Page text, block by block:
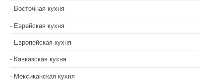
Восточная кухня
Еврейская кухня
Европейская кухня
Кавказская кухня
Мексиканская кухня